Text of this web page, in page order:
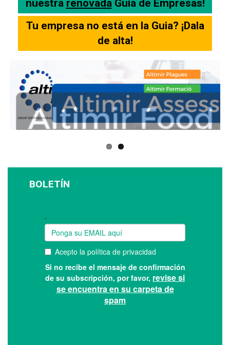
nuestra renovada Guia de Empresas!
Tu empresa no está en la Guia? ¡Dala
de alta!
BOLETÍN